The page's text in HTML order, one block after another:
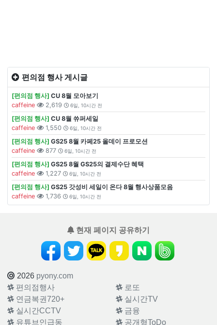
편의점 행사 게시글
[편의점 행사] CU 8월 모아보기
caffeine
2,619 6일, 10시간 전
[편의점 행사] CU 8월 쓔퍼세일
caffeine
1,550 6일, 10시간 전
[편의점 행사] GS25 8월 카페25 올데이 프로모션
caffeine
877 6일, 10시간 전
[편의점 행사] GS25 8월 GS25의 결제수단 혜택
caffeine
1,227 6일, 10시간 전
[편의점 행사] GS25 갓성비 세일이 온다 8월 행사상품모음
caffeine
1,736 6일, 10시간 전
현재 페이지 공유하기
2026 pyony.com
편의점행사
로또
연금복권720+
실시간TV
실시간CCTV
금융
유튜브인급동
공개형ToDo